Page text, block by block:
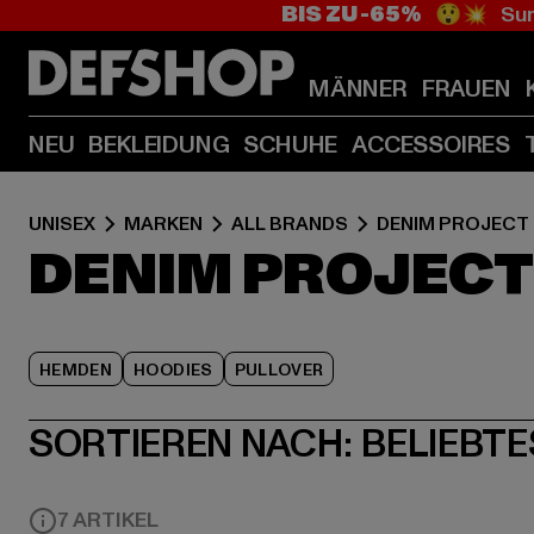
BIS ZU -65% 😲💥
MÄNNER FRAUEN
NEU BEKLEIDUNG SCHUHE ACCESSOIRES
UNISEX MARKEN ALL BRANDS DENIM PROJECT
DENIM
HEMDEN HOODIES PULLOVER
SORTIEREN NACH:
7 ARTIKEL